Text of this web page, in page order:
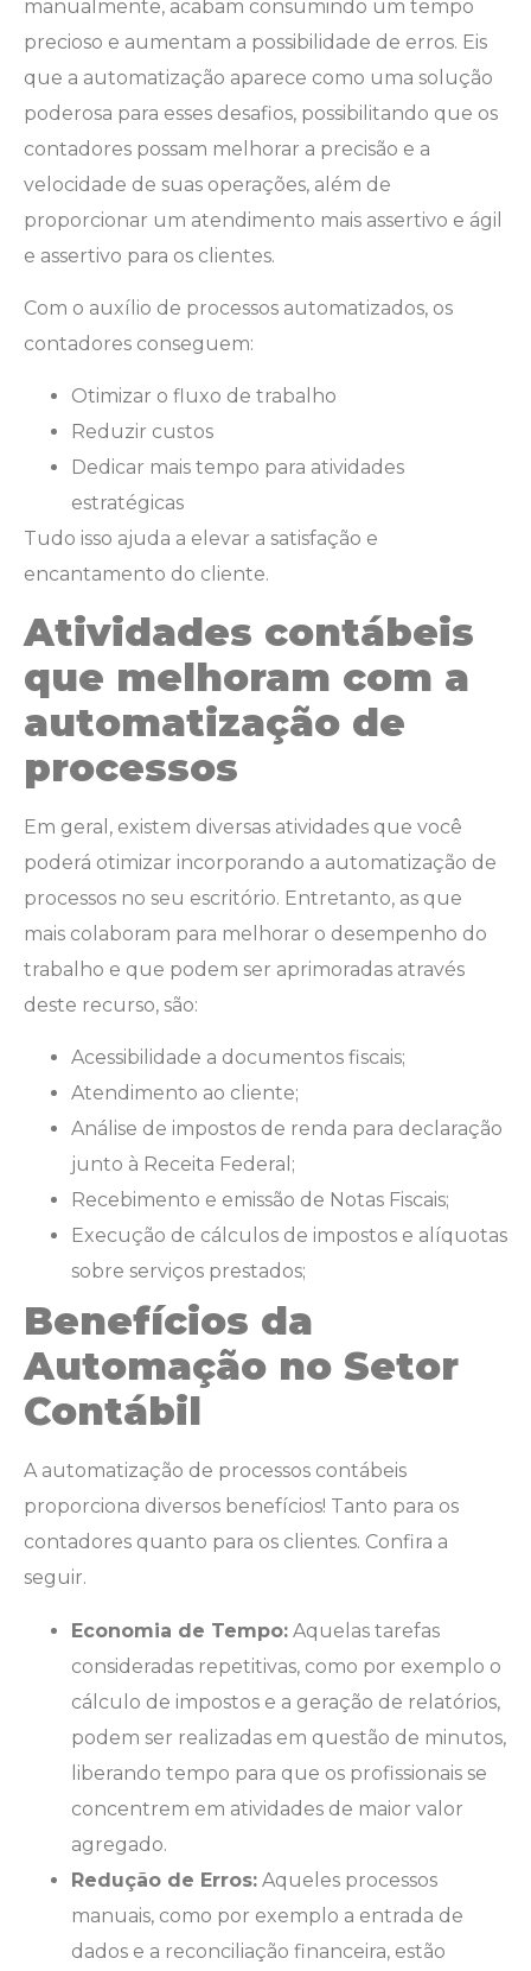
manualmente, acabam consumindo um tempo
precioso e aumentam a possibilidade de erros. Eis
que a automatização aparece como uma solução
poderosa para esses desafios, possibilitando que os
contadores possam melhorar a precisão e a
velocidade de suas operações, além de
proporcionar um atendimento mais assertivo e ágil
e assertivo para os clientes.
Com o auxílio de processos automatizados, os
contadores conseguem:
Otimizar o fluxo de trabalho
Reduzir custos
Dedicar mais tempo para atividades
estratégicas
Tudo isso ajuda a elevar a satisfação e
encantamento do cliente.
Atividades contábeis
que melhoram com a
automatização de
processos
Em geral, existem diversas atividades que você
poderá otimizar incorporando a automatização de
processos no seu escritório. Entretanto, as que
mais colaboram para melhorar o desempenho do
trabalho e que podem ser aprimoradas através
deste recurso, são:
Acessibilidade a documentos fiscais;
Atendimento ao cliente;
Análise de impostos de renda para declaração
junto à Receita Federal;
Recebimento e emissão de Notas Fiscais;
Execução de cálculos de impostos e alíquotas
sobre serviços prestados;
Benefícios da
Automação no Setor
Contábil
A automatização de processos contábeis
proporciona diversos benefícios! Tanto para os
contadores quanto para os clientes. Confira a
seguir.
Economia de Tempo: Aquelas tarefas
consideradas repetitivas, como por exemplo o
cálculo de impostos e a geração de relatórios,
podem ser realizadas em questão de minutos,
liberando tempo para que os profissionais se
concentrem em atividades de maior valor
agregado.
Redução de Erros: Aqueles processos
manuais, como por exemplo a entrada de
dados e a reconciliação financeira, estão